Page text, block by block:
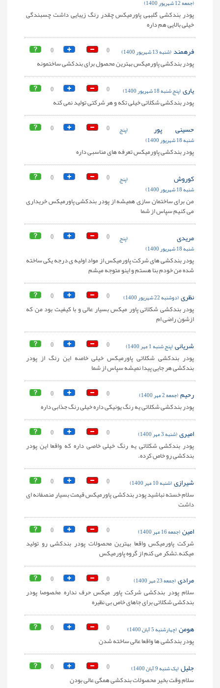
(جمعه 12 شهریور 1400)
پودر بندکشی گلبهی پاورمیکس چقدر رنگ زیبایی داشت چسبندگی
خیلی بالایی هم داره
0 0 فرهمند (شنبه 13 شهریور 1400)
پودر بندکشی پاورمیکس بهترین محصول برای بندکشی ساختمونه
0 0 یاری(پنج شنبه 18 شهریور 1400)
پودر بندکشی شکلاتی خیلی تکه و هر شرکتی تولید نمی کنه
0 0 حسینی پور
(پنج
شنبه 18 شهریور 1400)
پودر بندکشی پاورمیکس تعرفه های مناسبی داره
0 0 کوروش
(پنج
شنبه 18 شهریور 1400)
من برای ساختمان سازی همیشه از پودر بندکشی پاورمیکس خریداری
می کنیم سپاس از شما
0 0 مریدی
(پنج
شنبه 18 شهریور 1400)
پودر بندکشی های شرکت پاورمیکس از مواد اولیه ی درجه یکی ساخته
شده من خودم بنا هستم و اینو متوجه میشم
0 0 نظری(دوشنبه 22 شهریور 1400)
پودر بندکشی شکلاتی پاور میکس بسیار عالی و با کیفیت بود من که
ازشون راضی ام
0 0 شریانی(پنج شنبه 1 مهر 1400)
پودر بندکشی شکلاتی پاورمیکس خیلی خاصه این رنگ از پودر
بندکشی هر جایی پیدا نمیشه سپاس از شما
0 0 رحیم(جمعه 2 مهر 1400)
پودر بندکشی شکلاتی یه رنگ یونیکی داره خیلی رنگ جذابی داره
0 0 امیری(شنبه 3 مهر 1400)
پودر بندکشی شکلاتی یه رنگ خیلی خاصی داره که واقعا این پودر
بندکشی رو خاص کرده.
0 0 شیرازی(شنبه 10 مهر 1400)
سلام خسته نباشید پودر بندکشی پاورمیکس قیمت بسیار منصفانه ای
داشت
0 0 امین(جمعه 16 مهر 1400)
شرکت پاورمیکس واقعا بهترین محصولات پودر بندکشی رو تولید
میکنه.تشکر می کنم از گروه پاورمیکس
0 0 مرادی(جمعه 23 مهر 1400)
سلام پودر بندکشی شرکت پاور میکس حرف نداره مخصوصا پودر
بندکشی شکلاتی برای جاهای خاص بی نظیره
0 0 هومن(چهارشنبه 5 آبان 1400)
پودر بندکشی ها واقعا عالی ساخته شدن
0 0 جلیل(یک شنبه 9 آبان 1400)
سلام وقت بخیر محصولات بندکشی همگی عالی بودن